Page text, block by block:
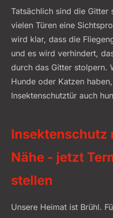
Tatsächlich sind die
vielen Türen eine
wird klar, dass die
und es wird verhindert,
durch das Gitter stolpern.
Hunde oder Katzen
Insektenschutztür auch
Insektenschutz
Nähe - jetzt
stellen
Unsere Heimat ist Brühl.